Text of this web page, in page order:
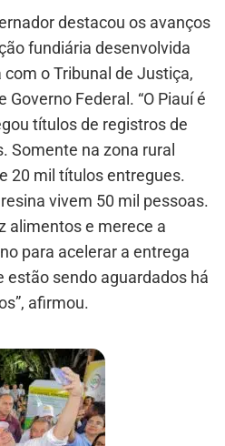
destacou os avanços
fundiária desenvolvida
o Tribunal de Justiça,
Federal. “O Piauí é
títulos de registros de
Somente na zona rural
20 mil títulos entregues.
vivem 50 mil pessoas.
alimentos e merece a
para acelerar a entrega
sendo aguardados há
afirmou.